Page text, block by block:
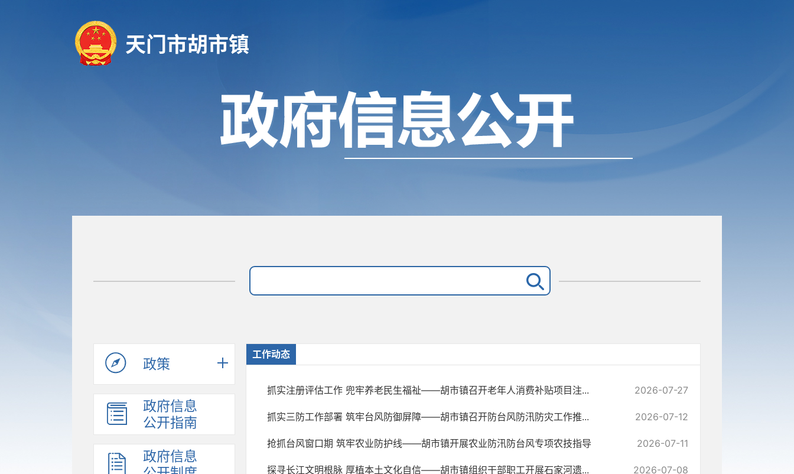
天门市胡市镇
政策
政府信息
公开指南
政府信息
工作动态
抓实注册评估工作 兜牢养老民生福祉——胡市镇召开老年人消费补贴项目注... 2026-07-27
抓实三防工作部署 筑牢台风防御屏障——胡市镇召开防台风防汛防灾工作推... 2026-07-12
抢抓台风窗口期 筑牢农业防护线——胡市镇开展农业防汛防台风专项农技指导 2026-07-11
探寻长江文明根脉 厚植本土文化自信——胡市镇组织干部职工开展石家河遗... 2026-07-08